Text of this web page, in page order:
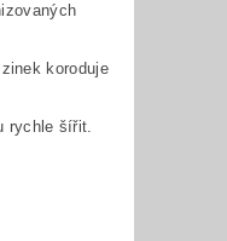
koroduje
rychle šířit.